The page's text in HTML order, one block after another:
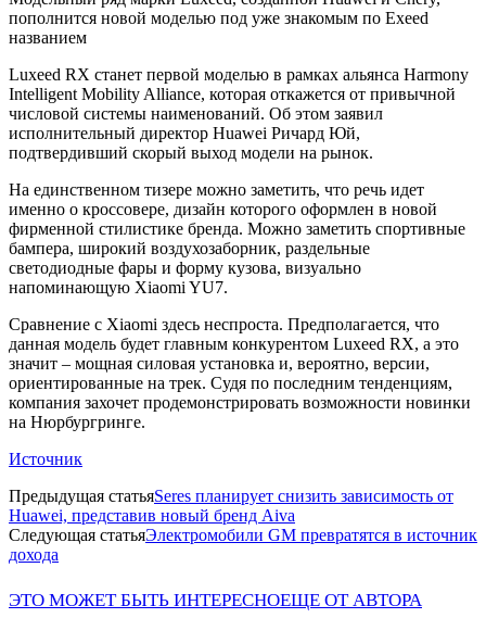
пополнится новой моделью под уже знакомым по Exeed
названием
Luxeed RX станет первой моделью в рамках альянса Harmony
Intelligent Mobility Alliance, которая откажется от привычной
числовой системы наименований. Об этом заявил
исполнительный директор Huawei Ричард Юй,
подтвердивший скорый выход модели на рынок.
На единственном тизере можно заметить, что речь идет
именно о кроссовере, дизайн которого оформлен в новой
фирменной стилистике бренда. Можно заметить спортивные
бампера, широкий воздухозаборник, раздельные
светодиодные фары и форму кузова, визуально
напоминающую Xiaomi YU7.
Сравнение с Xiaomi здесь неспроста. Предполагается, что
данная модель будет главным конкурентом Luxeed RX, а это
значит – мощная силовая установка и, вероятно, версии,
ориентированные на трек. Судя по последним тенденциям,
компания захочет продемонстрировать возможности новинки
на Нюрбургринге.
Источник
Предыдущая статьяSeres планирует снизить зависимость от
Huawei, представив новый бренд Aiva
Следующая статьяЭлектромобили GM превратятся в источник
дохода
ЭТО МОЖЕТ БЫТЬ ИНТЕРЕСНОЕЩЕ ОТ АВТОРА